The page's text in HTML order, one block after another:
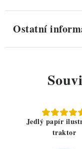
Ostatní
Jedlý papír
traktor